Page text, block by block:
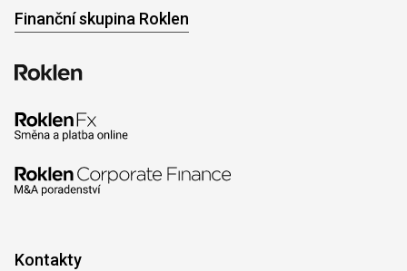
Finanční skupina Roklen
Kontakty